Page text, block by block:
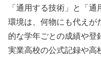
「通用する技術」と「
環境は、何物にも代えが
的な学年ごとの成績や登
実業高校の公式記録や高